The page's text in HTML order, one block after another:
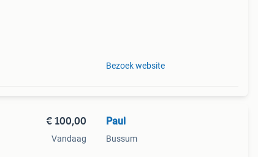
Bezoek website
€ 100,00
Vandaag
Paul
Bussum